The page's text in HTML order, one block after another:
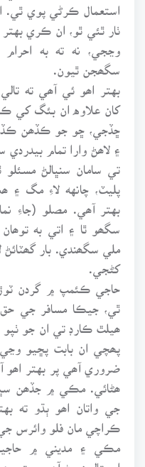
استعمال ڪرڻي پوي ٿي.
ٺار ٿئي ٿو، ان ڪري
وڃجي، نه ته به احرام
سگھجن ٿيون.
بهتر اھو ئي آھي ته
کان علاوه ان بئگ کي
ڇڏجي، ڇو جو ڪڏھن
۽ لاھڻ وارا تمام بيدردي
تي سامان سنڀالڻ
پليٽ، چانهه لاءِ مگ
بهتر آھي. مصلو (جاءِ
سگھو ٿا ۽ اتي به
ملي سگھندي. بار
کڻجي.
حاجي ڪئمپ ۾ گردن
ٿي، جيڪا مسافر جي
ھيلٿ ڪارڊ تي ان جو ٺپو
پھچي ان بابت پڇيو
ضروري آھي پر بهتر اھو
ھڻائي. مڪي ۾ جڏھن
ڪراچي مان فلو وائرس
مڪي ۽ مديني ۾
اسپتالون پڻ آھن. جتي